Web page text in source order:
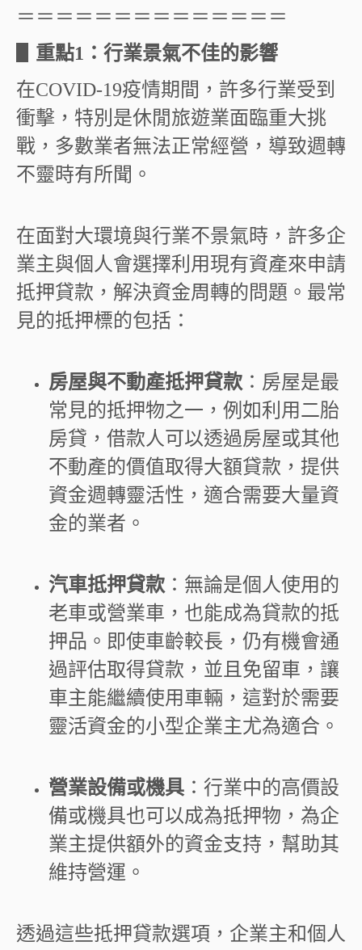
＝＝＝＝＝＝＝＝＝＝＝＝＝＝
重點1 ：行業景氣不佳的影響
在COVID-19疫情期間，許多行業受到
衝擊，特別是休閒旅遊業面臨重大挑
戰，多數業者無法正常經營，導致週轉
不靈時有所聞。
在面對大環境與行業不景氣時，許多企
業主與個人會選擇利用現有資產來申請
抵押貸款，解決資金周轉的問題。最常
見的抵押標的包括：
房屋與不動產抵押貸款 ：房屋是最
常見的抵押物之一，例如利用二胎
房貸，借款人可以透過房屋或其他
不動產的價值取得大額貸款，提供
資金週轉靈活性，適合需要大量資
金的業者。
汽車抵押貸款 ：無論是個人使用的
老車或營業車，也能成為貸款的抵
押品。 即使車齡較長，仍有機會通
過評估取得貸款，並且免留車，讓
車主能繼續使用車輛，這對於需要
靈活資金的小型企業主尤為適合。
營業設備或機具 ：行業中的高價設
備或機具也可以成為抵押物，為企
業主提供額外的資金支持，幫助其
維持營運。
透過這些抵押貸款選項，企業主和個人